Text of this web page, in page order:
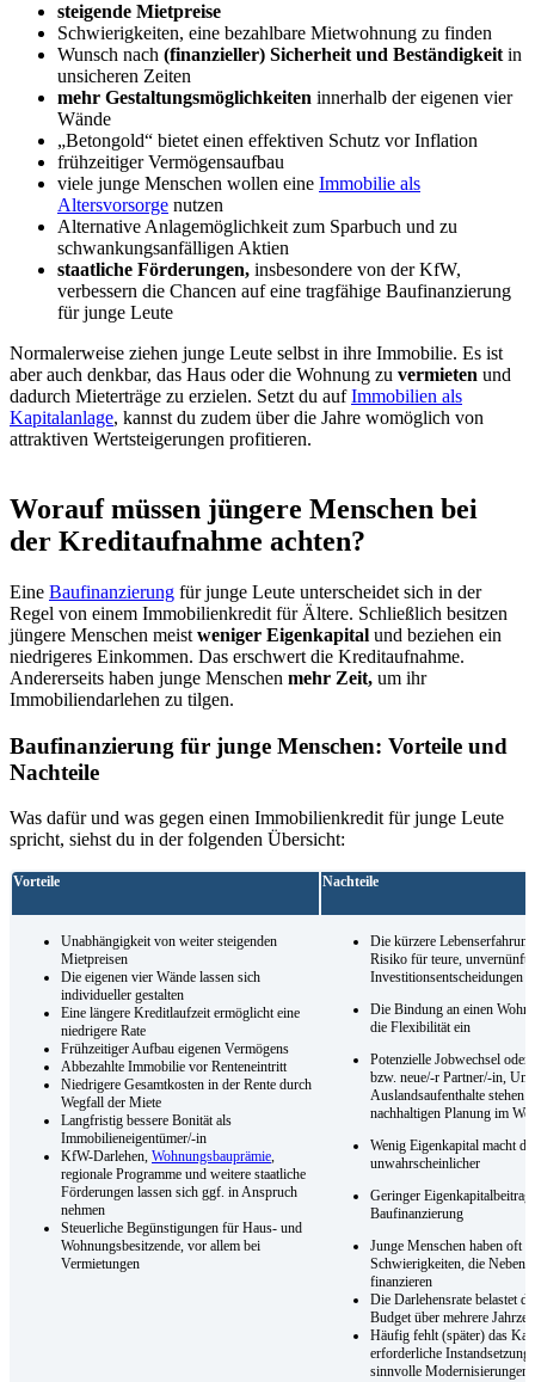
steigende Mietpreise
Schwierigkeiten, eine bezahlbare Mietwohnung zu finden
Wunsch nach (finanzieller) Sicherheit und Beständigkeit in
unsicheren Zeiten
mehr Gestaltungsmöglichkeiten innerhalb der eigenen vier
Wände
„Betongold“ bietet einen effektiven Schutz vor Inflation
frühzeitiger Vermögensaufbau
viele junge Menschen wollen eine Immobilie als
Altersvorsorge nutzen
Alternative Anlagemöglichkeit zum Sparbuch und zu
schwankungsanfälligen Aktien
staatliche Förderungen, insbesondere von der KfW,
verbessern die Chancen auf eine tragfähige Baufinanzierung
für junge Leute
Normalerweise ziehen junge Leute selbst in ihre Immobilie. Es ist
aber auch denkbar, das Haus oder die Wohnung zu vermieten und
dadurch Mieterträge zu erzielen. Setzt du aufImmobilien als
Kapitalanlage, kannst du zudem über die Jahre womöglich von
attraktiven Wertsteigerungen profitieren.
Worauf müssen jüngere Menschen bei
der Kreditaufnahme achten?
Eine Baufinanzierung für junge Leute unterscheidet sich in der
Regel von einem Immobilienkredit für Ältere. Schließlich besitzen
jüngere Menschen meist weniger Eigenkapital und beziehen ein
niedrigeres Einkommen. Das erschwert die Kreditaufnahme.
Andererseits haben junge Menschen mehr Zeit, um ihr
Immobiliendarlehen zu tilgen.
Baufinanzierung für junge Menschen: Vorteile und
Nachteile
Was dafür und was gegen einen Immobilienkredit für junge Leute
spricht, siehst du in der folgenden Übersicht:
Vorteile Nachteile
Unabhängigkeit von weiter steigenden
Mietpreisen
Die eigenen vier Wände lassen sich
individueller gestalten
Eine längere Kreditlaufzeit ermöglicht eine
niedrigere Rate
Frühzeitiger Aufbau eigenen Vermögens
Abbezahlte Immobilie vor Renteneintritt
Niedrigere Gesamtkosten in der Rente durch
Wegfall der Miete
Langfristig bessere Bonität als
Immobilieneigentümer/-in
KfW-Darlehen, Wohnungsbauprämie,
regionale Programme und weitere staatliche
Förderungen lassen sich ggf. in Anspruch
nehmen
Steuerliche Begünstigungen für Haus- und
Wohnungsbesitzende, vor allem bei
Vermietungen
Die kürzere
Risiko für teure,
Investitionsentscheidungen
Die Bindung an einen
die Flexibilität ein
Potenzielle Jobwechsel oder
bzw. neue/-r Partner/-in,
Auslandsaufenthalte stehen
nachhaltigen Planung im
Wenig Eigenkapital macht
unwahrscheinlicher
Geringer Eigenkapitalbeitrag
Baufinanzierung
Junge Menschen haben oft
Schwierigkeiten, die
finanzieren
Die Darlehensrate belastet
Budget über mehrere
Häufig fehlt (später) das
erforderliche
sinnvolle Modernisierungen